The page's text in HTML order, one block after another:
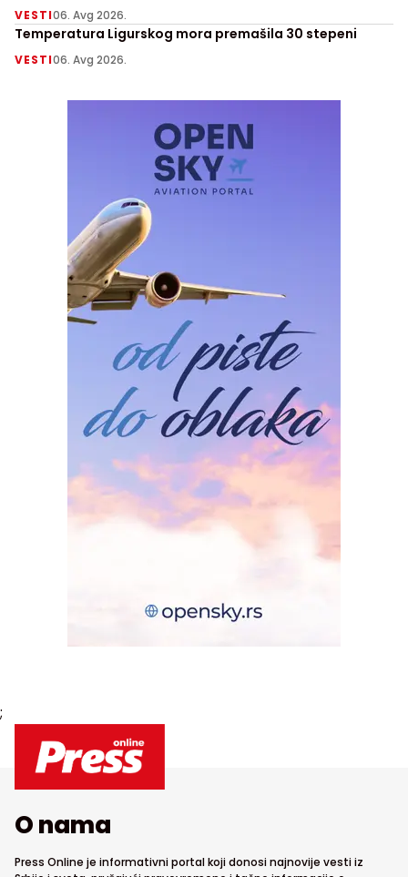
VESTI06. Avg 2026.
Temperatura Ligurskog mora premašila 30 stepeni
VESTI06. Avg 2026.
;
O nama
Press Online je informativni portal koji donosi najnovije vesti iz